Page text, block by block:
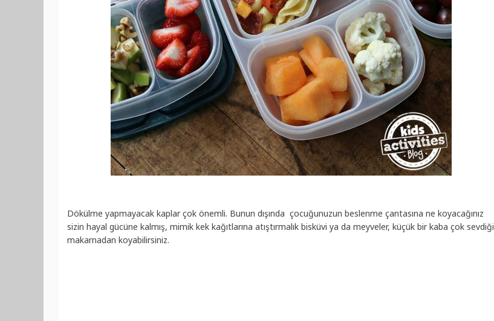
Dökülme yapmayacak kaplar çok önemli. Bunun dışında çocuğunuzun beslenme çantasına ne koyacağınız
sizin hayal gücüne kalmış, mimik kek kağıtlarına atıştırmalık bisküvi ya da meyveler, küçük bir kaba çok sevdiği
makarnadan koyabilirsiniz.